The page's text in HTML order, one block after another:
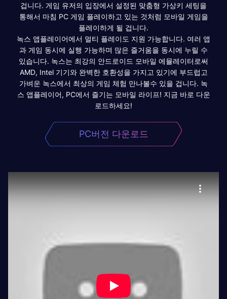
겁니다. 게임 유저의 입장에서 설정된 맞춤형 가상키 세팅을
통해서 마침 PC 게임 플레이하고 있는 것처럼 모바일 게임을
플레이하게 될 겁니다.
녹스 앱플레이어에서 멀티 플레이도 지원 가능합니다. 여러 앱
과 게임 동시에 실행 가능하며 많은 즐거움을 동시에 누릴 수
있습니다. 녹스는 최강의 안드로이드 모바일 에뮬레이터로써
AMD, Intel 기기와 완벽한 호환성을 가지고 있기에 부드럽고
가벼운 녹스에서 최상의 게임 체험 만나볼수 있을 겁니다. 녹
스 앱플레이어, PC에서 즐기는 모바일 라이프! 지금 바로 다운
로드하세요!
PC버전 다운로드